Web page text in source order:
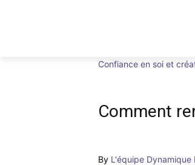
Confiance en soi et
Comment
By L'équipe Dynamique